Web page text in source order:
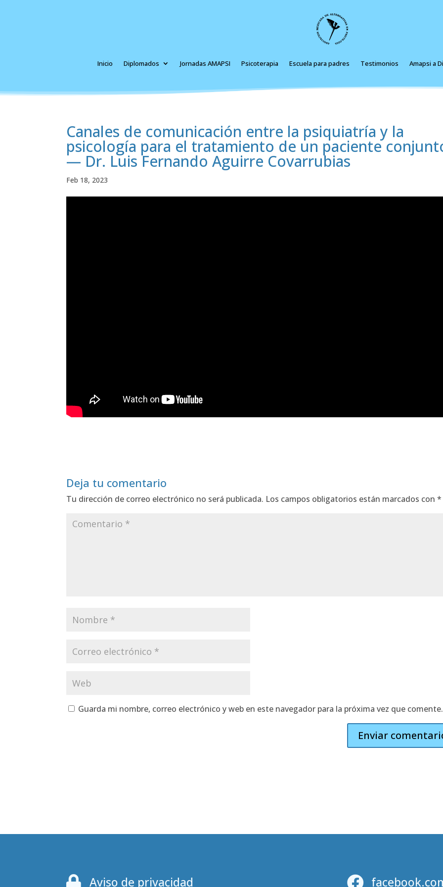
Inicio Diplomados Jornadas AMAPSI Psicoterapia Escuela para padres Testimonios Amapsi a
Canales de comunicación entre la psiquiatría y la
psicología para el tratamiento de un paciente
— Dr. Luis Fernando Aguirre Covarrubias
Feb 18, 2023
Deja tu comentario
Tu dirección de correo electrónico no será publicada. Los campos obligatorios están marcados con*
Guarda mi nombre, correo electrónico y web en este navegador para la próxima vez que comente.
 Aviso de privacidad 